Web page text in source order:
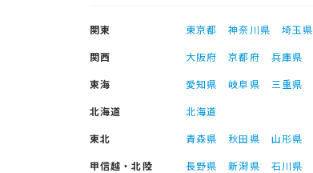
関東 東京都 神奈川県 埼玉県
関西
大阪府 京都府 兵庫県
東海
愛知県 岐阜県 三重県
北海道
北海道
東北
青森県 秋田県 山形県
甲信越・北陸
長野県 新潟県 石川県